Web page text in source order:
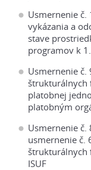
Usmernenie č.
vykázania a
stave
programov k
Usmernenie
štrukturálnych
platobnej
platobným
Usmernenie
usmernenie č.
štrukturálnych
ISUF